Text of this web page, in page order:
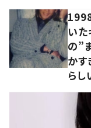
いた
の”
かす
らし